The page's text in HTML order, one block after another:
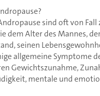
sind oft von
dem Alter des Mannes,
seinen
allgemeine Symptome
Gewichtszunahme,
mentale und